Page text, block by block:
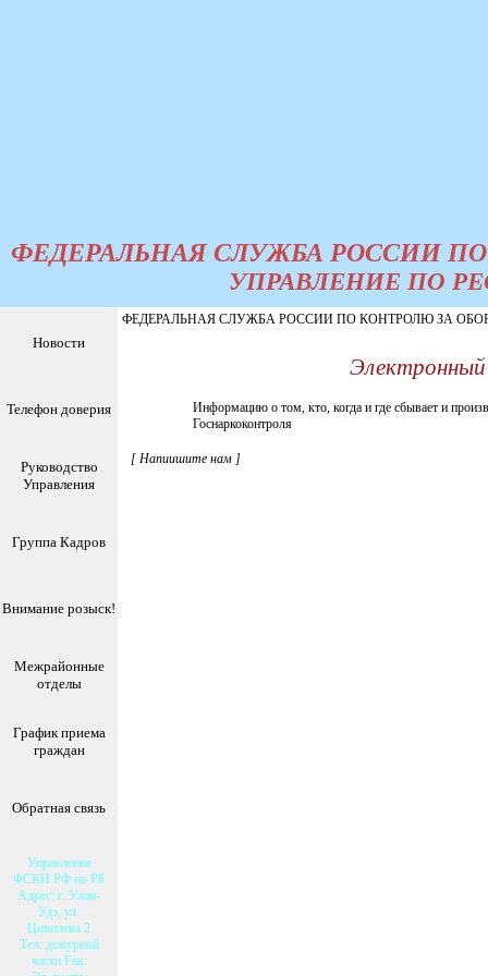
ФЕДЕРАЛЬНАЯ СЛУЖБА РОССИИ
УПРАВЛЕНИЕ ПО
Новости
Телефон доверия
Руководство
Управления
Группа Кадров
Внимание розыск!
Межрайонные
отделы
График приема
граждан
Обратная связь
Управление
ФСКН РФ по РБ
Адрес: г. Улан-
Удэ, ул.
Цивилева 2
Тел: дежурной
части Fax:
ФЕДЕРАЛЬНАЯ СЛУЖБА РОССИИ ПО КОНТРОЛЮ ЗА ОБОРМ
Информацию о том, кто, когда и где сбывает и
Госнаркоконтроля
[ Напиишите нам ]